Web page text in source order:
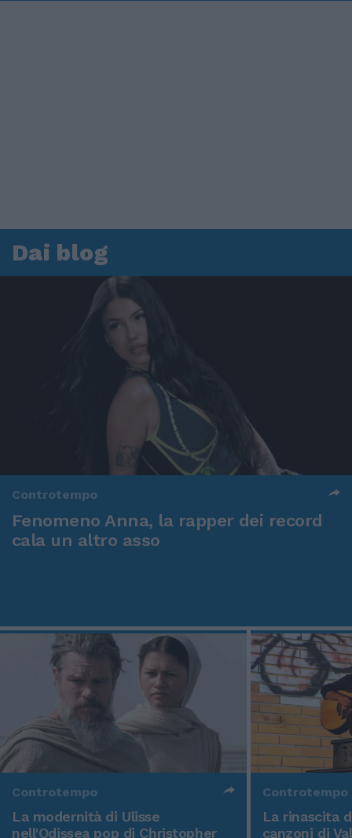
Dai blog
Controtempo
Fenomeno Anna, la rapper dei record
cala un altro asso
Controtempo
La modernità di Ulisse
nell'Odissea pop di Christopher
Controtempo
La rinascita
canzoni di